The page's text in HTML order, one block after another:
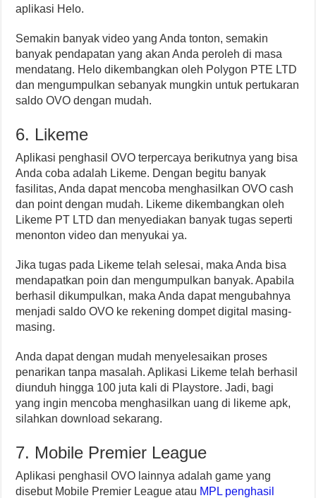
aplikasi Helo.
Semakin banyak video yang Anda tonton, semakin
banyak pendapatan yang akan Anda peroleh di masa
mendatang. Helo dikembangkan oleh Polygon PTE LTD
dan mengumpulkan sebanyak mungkin untuk pertukaran
saldo OVO dengan mudah.
6. Likeme
Aplikasi penghasil OVO terpercaya berikutnya yang bisa
Anda coba adalah Likeme. Dengan begitu banyak
fasilitas, Anda dapat mencoba menghasilkan OVO cash
dan point dengan mudah. Likeme dikembangkan oleh
Likeme PT LTD dan menyediakan banyak tugas seperti
menonton video dan menyukai ya.
Jika tugas pada Likeme telah selesai, maka Anda bisa
mendapatkan poin dan mengumpulkan banyak. Apabila
berhasil dikumpulkan, maka Anda dapat mengubahnya
menjadi saldo OVO ke rekening dompet digital masing-
masing.
Anda dapat dengan mudah menyelesaikan proses
penarikan tanpa masalah. Aplikasi Likeme telah berhasil
diunduh hingga 100 juta kali di Playstore. Jadi, bagi
yang ingin mencoba menghasilkan uang di likeme apk,
silahkan download sekarang.
7. Mobile Premier League
Aplikasi penghasil OVO lainnya adalah game yang
disebut Mobile Premier League atau MPL penghasil